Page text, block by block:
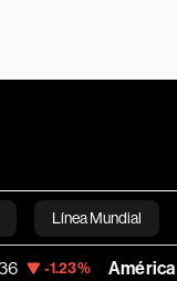
Línea Mundial
Bloomberg
América Móvil 3.86